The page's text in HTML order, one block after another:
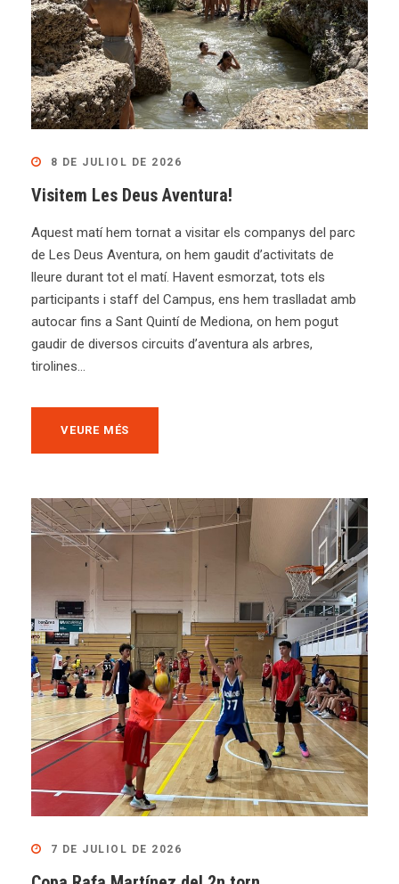
8 DE JULIOL DE 2026
Visitem Les Deus Aventura!
Aquest matí hem tornat a visitar els companys del parc
de Les Deus Aventura, on hem gaudit d’activitats de
lleure durant tot el matí. Havent esmorzat, tots els
participants i staff del Campus, ens hem traslladat amb
autocar fins a Sant Quintí de Mediona, on hem pogut
gaudir de diversos circuits d’aventura als arbres,
tirolines...
VEURE MÉS
7 DE JULIOL DE 2026